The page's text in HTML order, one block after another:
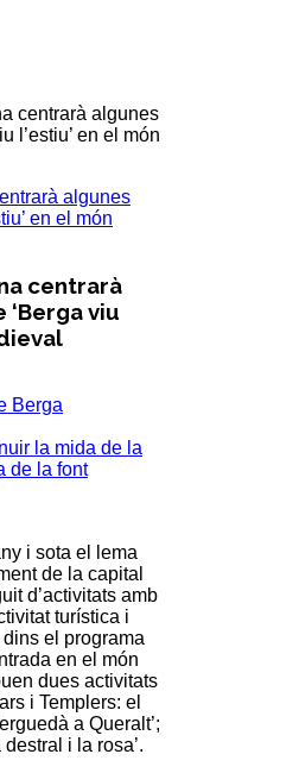
centrarà algunes
l’estiu’ en el món
centrarà
viu
Berga
la mida de la
de la font
i sota el lema
de la capital
d’activitats amb
turística i
el programa
en el món
dues activitats
i Templers: el
a Queralt’;
i la rosa’.